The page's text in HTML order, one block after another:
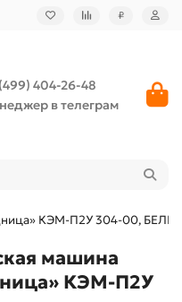
₽
404-26-48
в телеграм
КЭМ-П2У 304-00,
машина
КЭМ-П2У